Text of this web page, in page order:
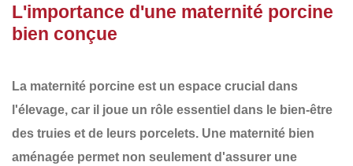
L'importance d'une maternité porcine
bien conçue
La maternité porcine est un espace crucial dans
l'élevage, car il joue un rôle essentiel dans le bien-être
des truies et de leurs porcelets. Une maternité bien
aménagée permet non seulement d'assurer une